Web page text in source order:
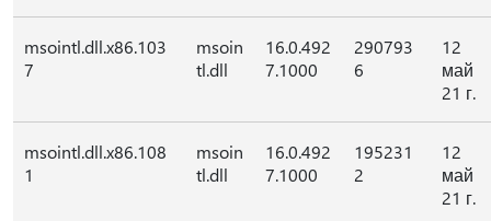
msointl.dll.x86.103
7
msoin
tl.dll
16.0.492
7.1000
290793
6
12
май
21 г.
msointl.dll.x86.108
1
msoin
tl.dll
16.0.492
7.1000
195231
2
12
май
21 г.